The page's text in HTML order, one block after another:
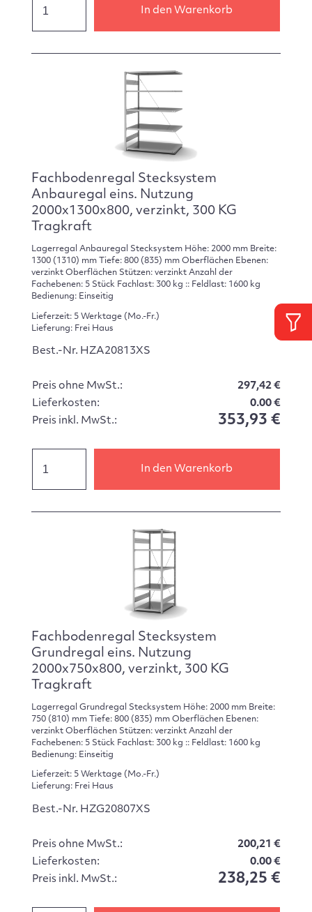
In den Warenkorb
Fachbodenregal Stecksystem
Anbauregal eins. Nutzung
2000x1300x800, verzinkt, 300 KG
Tragkraft
Lagerregal Anbauregal Stecksystem Höhe: 2000 mm Breite:
1300 (1310) mm Tiefe: 800 (835) mm Oberflächen Ebenen:
verzinkt Oberflächen Stützen: verzinkt Anzahl der
Fachebenen: 5 Stück Fachlast: 300 kg :: Feldlast: 1600 kg
Bedienung: Einseitig
Lieferzeit: 5 Werktage (Mo.-Fr.)
Lieferung: Frei Haus
Best.-Nr. HZA20813XS
Preis ohne MwSt.:
297,42 €
Lieferkosten:
0.00 €
Preis inkl. MwSt.:
353,93 €
In den Warenkorb
Fachbodenregal Stecksystem
Grundregal eins. Nutzung
2000x750x800, verzinkt, 300 KG
Tragkraft
Lagerregal Grundregal Stecksystem Höhe: 2000 mm Breite:
750 (810) mm Tiefe: 800 (835) mm Oberflächen Ebenen:
verzinkt Oberflächen Stützen: verzinkt Anzahl der
Fachebenen: 5 Stück Fachlast: 300 kg :: Feldlast: 1600 kg
Bedienung: Einseitig
Lieferzeit: 5 Werktage (Mo.-Fr.)
Lieferung: Frei Haus
Best.-Nr. HZG20807XS
Preis ohne MwSt.:
200,21 €
Lieferkosten:
0.00 €
Preis inkl. MwSt.:
238,25 €